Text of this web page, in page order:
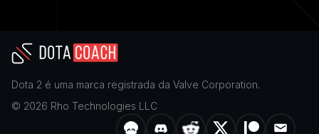
Dota 2 é uma marca registrada da Valve Corporation.
© 2026 Rho Technologies LLC